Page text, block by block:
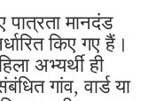
पात्रता मानदंड
किए गए हैं।
अभ्यर्थी ही
गांव, वार्ड या